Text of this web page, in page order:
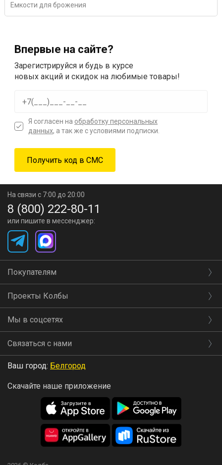
Емкости для брожения
Впервые на сайте?
Зарегистрируйся и будь в курсе
новых акций и скидок на любимые товары!
Я согласен на обработку персональных
данных, а так же с условиями подписки.
На связи с 7:00 до 20:00
8 (800) 222-80-11
или пишите в мессенджер:
Покупателям
Проекты Колбы
Мы в соцсетях
Связаться с нами
Ваш город: Белгород
Скачайте наше приложение